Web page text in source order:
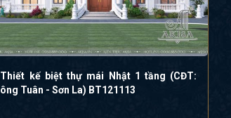
Thiết kế biệt thự mái Nhật 1 tầng (CĐT:
ông Tuân - Sơn La) BT121113